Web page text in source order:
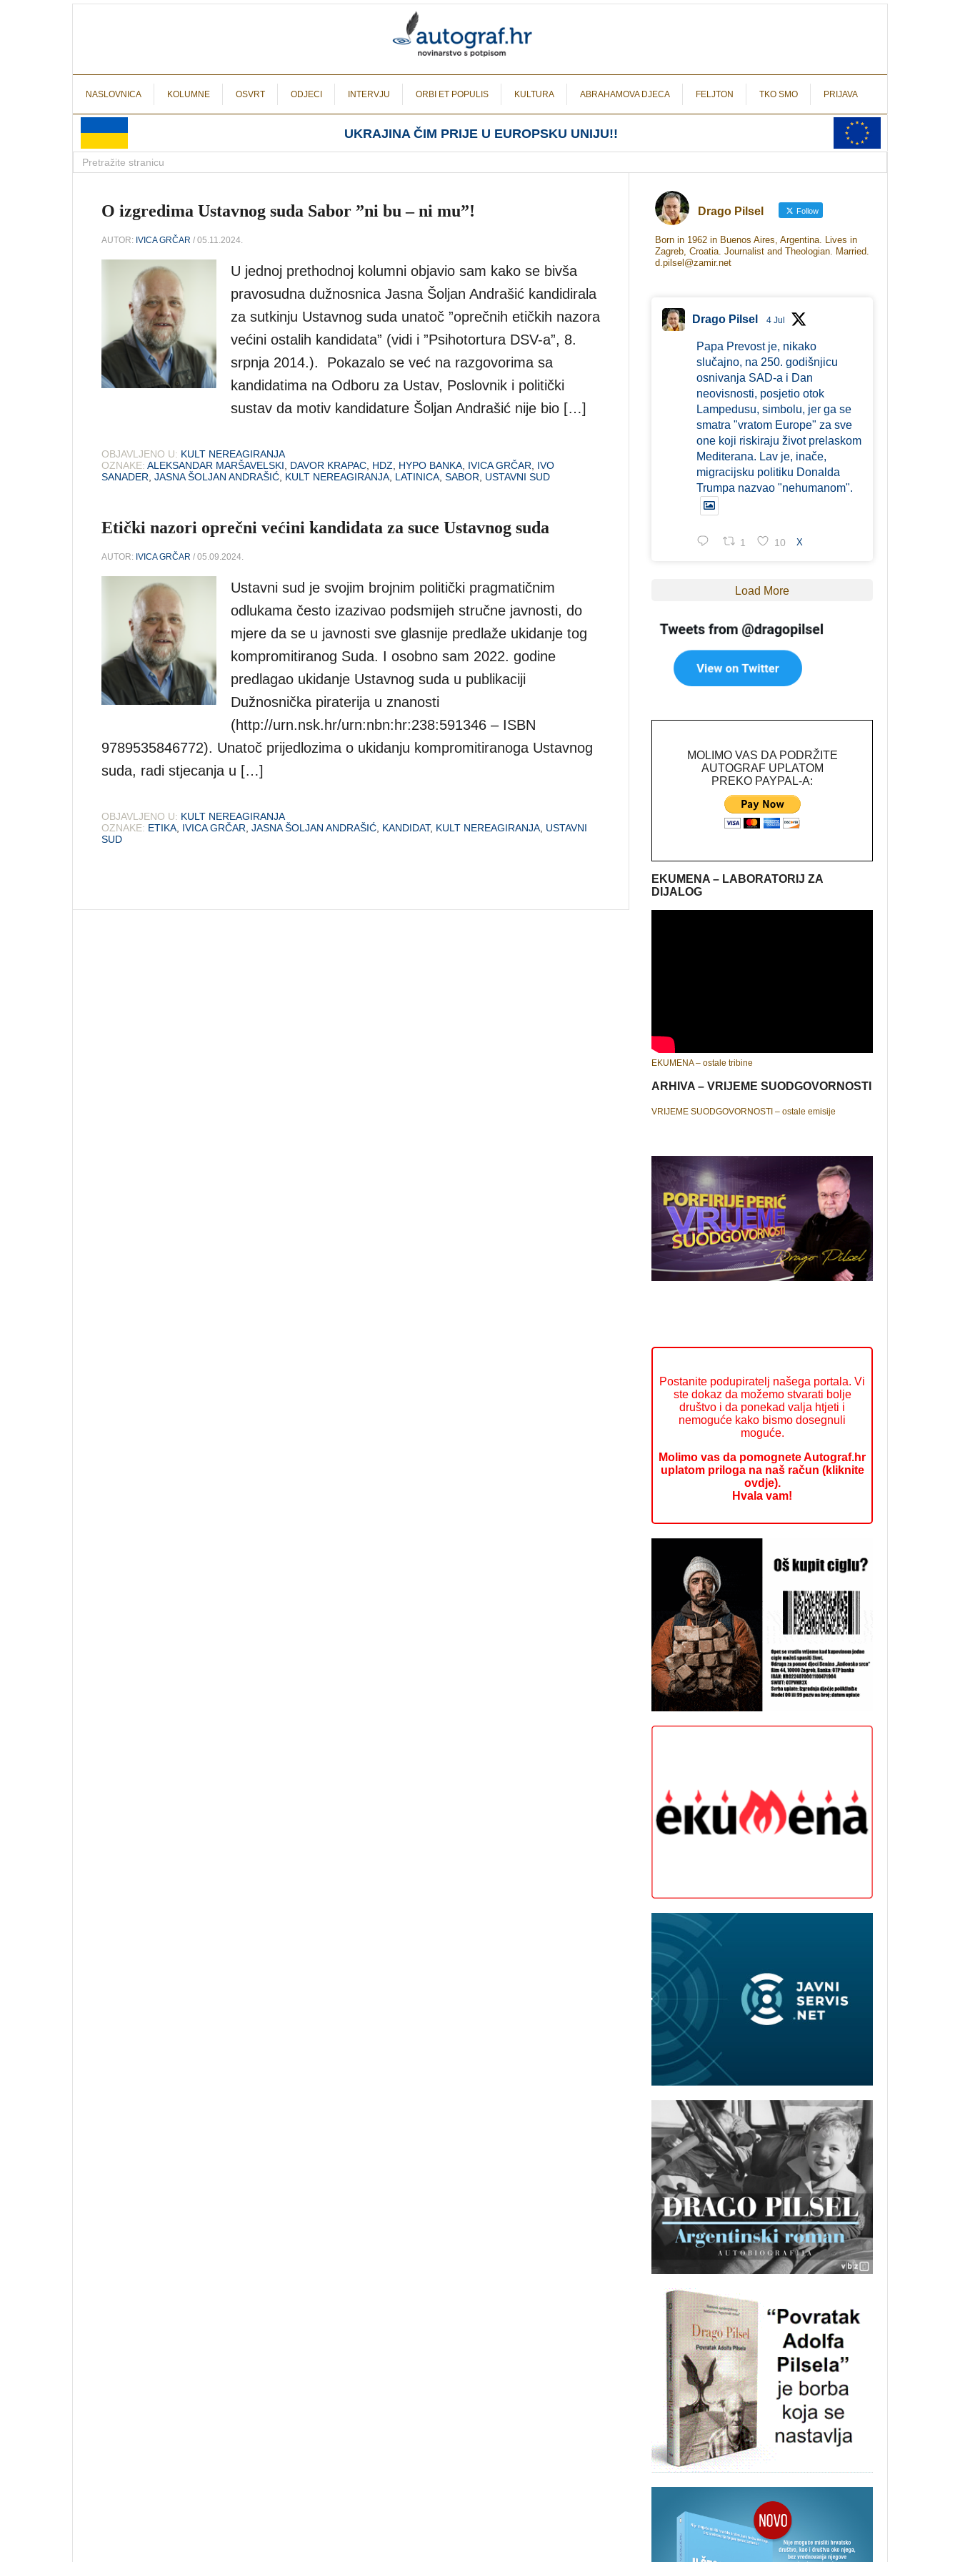
NASLOVNICA KOLUMNE OSVRT ODJECI INTERVJU ORBI ET POPULIS KULTURA ABRAHAMOVA DJECA FELJTON TKO SMO PRIJAVA
UKRAJINA ČIM PRIJE U EUROPSKU UNIJU!!
O izgredima Ustavnog suda Sabor ”ni bu – ni mu”!
AUTOR: IVICA GRČAR / 05.11.2024.
U jednoj prethodnoj kolumni objavio sam kako se bivša
pravosudna dužnosnica Jasna Šoljan Andrašić kandidirala
za sutkinju Ustavnog suda unatoč ”oprečnih etičkih nazora
većini ostalih kandidata” (vidi i ”Psihotortura DSV-a”, 8.
srpnja 2014.). Pokazalo se već na razgovorima sa
kandidatima na Odboru za Ustav, Poslovnik i politički
sustav da motiv kandidature Šoljan Andrašić nije bio […]
OBJAVLJENO U: KULT NEREAGIRANJA
OZNAKE: ALEKSANDAR MARŠAVELSKI DAVOR KRAPAC HDZ HYPO BANKA IVICA GRČAR
IVO
SANADER JASNA ŠOLJAN ANDRAŠIĆ KULT NEREAGIRANJA LATINICA SABOR USTAVNI SUD
Etički nazori oprečni većini kandidata za suce Ustavnog suda
AUTOR: IVICA GRČAR / 05.09.2024.
Ustavni sud je svojim brojnim politički pragmatičnim
odlukama često izazivao podsmijeh stručne javnosti, do
mjere da se u javnosti sve glasnije predlaže ukidanje tog
kompromitiranog Suda. I osobno sam 2022. godine
predlagao ukidanje Ustavnog suda u publikaciji
Dužnosnička piraterija u znanosti
(http://urn.nsk.hr/urn:nbn:hr:238:591346 – ISBN
9789535846772). Unatoč prijedlozima o ukidanju kompromitiranoga Ustavnog
suda, radi stjecanja u […]
OBJAVLJENO U: KULT NEREAGIRANJA
OZNAKE: ETIKA IVICA GRČAR JASNA ŠOLJAN ANDRAŠIĆ KANDIDAT, KULT NEREAGIRANJA USTAVNI
SUD
Drago Pilsel Follow
Born in 1962 in Buenos Aires, Argentina. Lives in
Zagreb, Croatia. Journalist and Theologian. Married.
d.pilsel@zamir.net
Drago Pilsel 4 Jul
Papa Prevost je, nikako
slučajno, na 250. godišnjicu
osnivanja SAD-a i Dan
neovisnosti, posjetio otok
Lampedusu, simbolu, jer ga se
smatra "vratom Europe" za sve
one koji riskiraju život prelaskom
Mediterana. Lav je, inače,
migracijsku politiku Donalda
Trumpa nazvao "nehumanom".
1 10 X
Load More
MOLIMO VAS DA PODRŽITE
AUTOGRAF UPLATOM
PREKO PAYPAL-A:
EKUMENA – LABORATORIJ ZA
DIJALOG
EKUMENA – ostale tribine
ARHIVA – VRIJEME SUODGOVORNOSTI
VRIJEME SUODGOVORNOSTI – ostale emisije
Postanite podupiratelj našega portala. Vi
ste dokaz da možemo stvarati bolje
društvo i da ponekad valja htjeti i
nemoguće kako bismo dosegnuli
moguće.
Molimo vas da pomognete Autograf.hr
uplatom priloga na naš račun (kliknite
ovdje).
Hvala vam!